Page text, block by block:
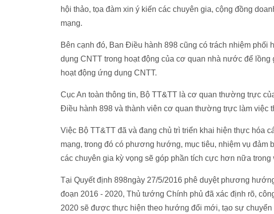
hội thảo, tọa đàm xin ý kiến các chuyên gia, cộng đồng
mạng.
Bên cạnh đó, Ban Điều hành 898 cũng có trách nhiệm
dụng CNTT trong hoạt động của cơ quan nhà nước để lồng
hoạt động ứng dụng CNTT.
Cục An toàn thông tin, Bộ TT&TT là cơ quan thường trực
Điều hành 898 và thành viên cơ quan thường trực làm việc
Việc Bộ TT&TT đã và đang chủ trì triển khai hiện thực hóa
mạng, trong đó có phương hướng, mục tiêu, nhiệm vụ đảm
các chuyên gia kỳ vọng sẽ góp phần tích cực hơn nữa
Tại Quyết định 898ngày 27/5/2016 phê duyệt phương
đoạn 2016 - 2020, Thủ tướng Chính phủ đã xác định rõ,
2020 sẽ được thực hiện theo hướng đổi mới, tạo sự